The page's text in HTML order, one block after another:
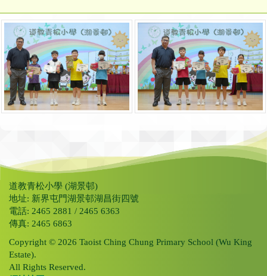
道教青松小學 (湖景邨)
地址: 新界屯門湖景邨湖昌街四號
電話: 2465 2881 / 2465 6363
傳真: 2465 6863
Copyright © 2026 Taoist Ching Chung Primary School (Wu King
Estate).
All Rights Reserved.